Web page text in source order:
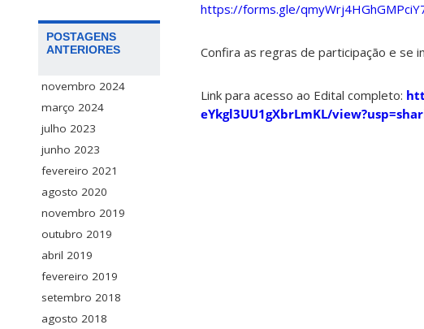
POSTAGENS
ANTERIORES
novembro 2024
março 2024
julho 2023
junho 2023
fevereiro 2021
agosto 2020
novembro 2019
outubro 2019
abril 2019
fevereiro 2019
setembro 2018
agosto 2018
https://forms.gle/
Confira as regras de participação e se
Link para acesso ao Edital completo:
eYkgl3UU1gXbrLmKL/